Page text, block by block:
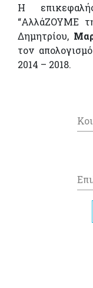
Η
“ΑλλάΖΟΥΜΕ
Δημητρίου,
τον
2014 – 2018.